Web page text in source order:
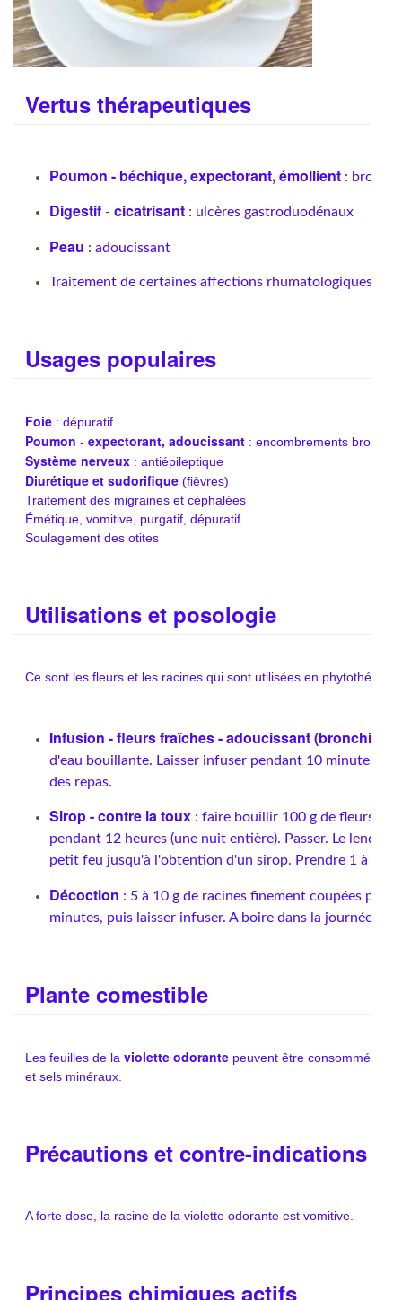
Vertus thérapeutiques
Poumon - béchique, expectorant, émollient :
Digestif - cicatrisant : ulcères gastroduodénaux
Peau : adoucissant
Traitement de certaines affections rhumatologiques
Usages populaires
Foie : dépuratif
Poumon -expectorant, adoucissant : encombrements
Système nerveux : antiépileptique
Diurétique et sudorifique (fièvres)
Traitement des migraines et céphalées
Émétique, vomitive, purgatif, dépuratif
Soulagement des otites
Utilisations et posologie
Ce sont les fleurs et les racines qui sont utilisées en
Infusion - fleurs fraîches - adoucissant (bronchite)
d'eau bouillante. Laisser infuser pendant 10 minutes.
des repas.
Sirop - contre la toux : faire bouillir 100 g de fleurs
pendant 12 heures (une nuit entière). Passer. Le
petit feu jusqu'à l'obtention d'un sirop. Prendre 1 à 3
Décoction : 5 à 10 g de racines finement coupées
minutes, puis laisser infuser. A boire dans la journée.
Plante comestible
Les feuilles de laviolette odorante peuvent être consommées
et sels minéraux.
Précautions et contre-indications
A forte dose, la racine de la violette odorante est vomitive.
Principes chimiques actifs